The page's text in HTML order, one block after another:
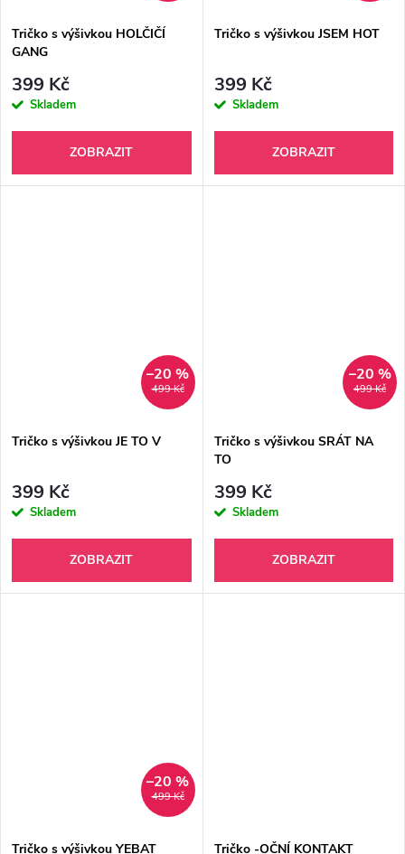
Tričko s výšivkou HOLČIČÍ
GANG
399 Kč
Skladem
ZOBRAZIT
Tričko s výšivkou JSEM HOT
399 Kč
Skladem
ZOBRAZIT
499 Kč
–20 %
Tričko s výšivkou JE TO V
399 Kč
Skladem
ZOBRAZIT
499 Kč
–20 %
Tričko s výšivkou SRÁT NA
TO
399 Kč
Skladem
ZOBRAZIT
499 Kč
–20 %
Tričko s výšivkou YEBAT Tričko -OČNÍ KONTAKT